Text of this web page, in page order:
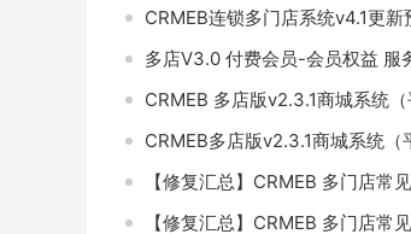
CRMEB连锁多门店系统v4.1更
多店V3.0 付费会员-会员权益 服
CRMEB 多店版v2.3.1商城系统
CRMEB多店版v2.3.1商城系统（
【修复汇总】CRMEB 多门店常
【修复汇总】CRMEB 多门店常